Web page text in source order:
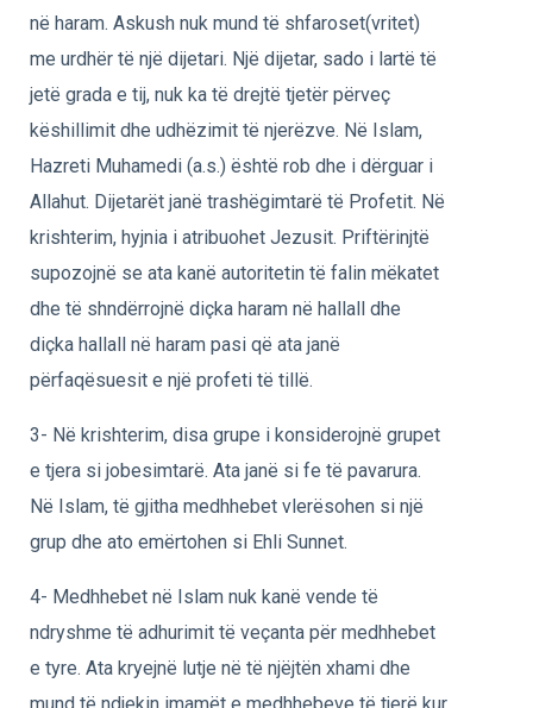
në haram. Askush nuk mund të shfaroset(vritet)
me urdhër të një dijetari. Një dijetar, sado i lartë të
jetë grada e tij, nuk ka të drejtë tjetër përveç
këshillimit dhe udhëzimit të njerëzve. Në Islam,
Hazreti Muhamedi (a.s.) është rob dhe i dërguar i
Allahut. Dijetarët janë trashëgimtarë të Profetit. Në
krishterim, hyjnia i atribuohet Jezusit. Priftërinjtë
supozojnë se ata kanë autoritetin të falin mëkatet
dhe të shndërrojnë diçka haram në hallall dhe
diçka hallall në haram pasi që ata janë
përfaqësuesit e një profeti të tillë.
3- Në krishterim, disa grupe i konsiderojnë grupet
e tjera si jobesimtarë. Ata janë si fe të pavarura.
Në Islam, të gjitha medhhebet vlerësohen si një
grup dhe ato emërtohen si Ehli Sunnet.
4- Medhhebet në Islam nuk kanë vende të
ndryshme të adhurimit të veçanta për medhhebet
e tyre. Ata kryejnë lutje në të njëjtën xhami dhe